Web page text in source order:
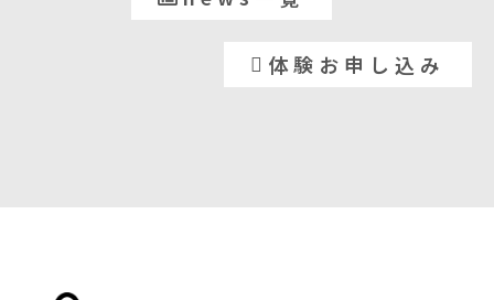
体験お申し込み